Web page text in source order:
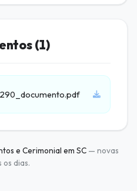
(1)
e Cerimonial em SC — novas
os dias.